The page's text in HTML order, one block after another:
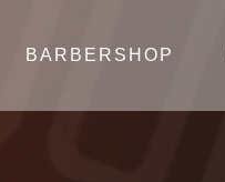
BARBERSHOP